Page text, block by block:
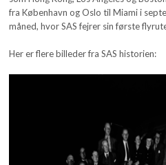
fra København og Oslo til Miami i
måned, hvor SAS fejrer sin første
Her er flere billeder fra SAS historien: